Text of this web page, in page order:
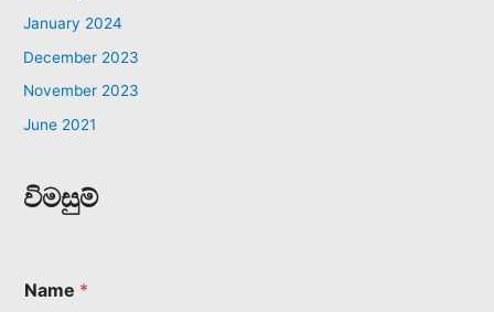
January 2024
December 2023
November 2023
June 2021
විමසුම්
Name *